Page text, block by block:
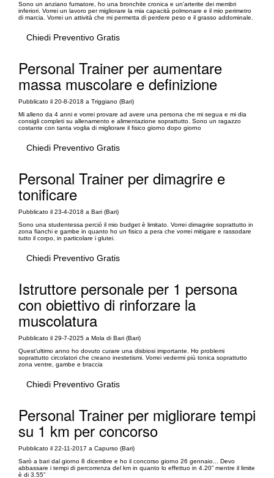
Sono un anziano fumatore, ho una bronchite cronica e un'arterite dei membri
inferiori. Vorrei un lavoro per migliorare la mia capacità polmonare e il mio perimetro
di marcia. Vorrei un attività che mi permetta di perdere peso e il grasso addominale.
Chiedi Preventivo Gratis
Personal Trainer per aumentare
massa muscolare e definizione
Pubblicato il 20-8-2018 a Triggiano (Bari)
Mi alleno da 4 anni e vorrei provare ad avere una persona che mi segua e mi dia
consigli completi su allenamento e alimentazione soprattutto. Sono un ragazzo
costante con tanta voglia di migliorare il fisico giorno dopo giorno
Chiedi Preventivo Gratis
Personal Trainer per dimagrire e
tonificare
Pubblicato il 23-4-2018 a Bari (Bari)
Sono una studentessa perció il mio budget è limitato. Vorrei dimagrire soprattutto in
zona fianchi e gambe in quanto ho un fisico a pera che vorrei mitigare e rassodare
tutto il corpo, in particolare i glutei.
Chiedi Preventivo Gratis
Istruttore personale per 1 persona
con obiettivo di rinforzare la
muscolatura
Pubblicato il 29-7-2025 a Mola di Bari (Bari)
Quest’ultimo anno ho dovuto curare una disbiosi importante. Ho problemi
soprattutto circolatori che creano inestetismi. Vorrei vedermi più tonica soprattutto
zona ventre, gambe e braccia
Chiedi Preventivo Gratis
Personal Trainer per migliorare tempi
su 1 km per concorso
Pubblicato il 22-11-2017 a Capurso (Bari)
Sarò a bari dal giorno 8 dicembre e ho il concorso giorno 26 gennaio... Devo
abbassare i tempi di percorrenza del km in quanto lo effettuo in 4.20” mentre il limite
è di 3.55”